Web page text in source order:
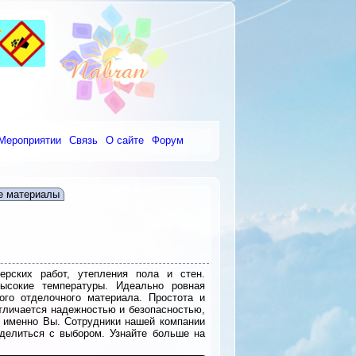
Связь О сайте Форум
материалы
работ, утепления пола и стен.
температуры. Идеально ровная
отделочного материала. Простота и
надежностью и безопасностью,
именно Вы. Сотрудники нашей компании
с выбором. Узнайте больше на